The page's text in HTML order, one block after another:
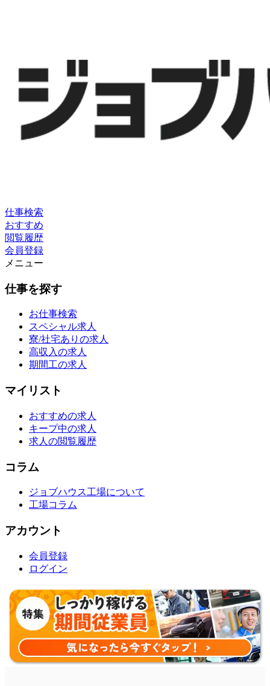
仕事検索
おすすめ
閲覧履歴
会員登録
メニュー
仕事を探す
お仕事検索
スペシャル求人
寮/社宅ありの求人
高収入の求人
期間工の求人
マイリスト
おすすめの求人
キープ中の求人
求人の閲覧履歴
コラム
ジョブハウス工場について
工場コラム
アカウント
会員登録
ログイン